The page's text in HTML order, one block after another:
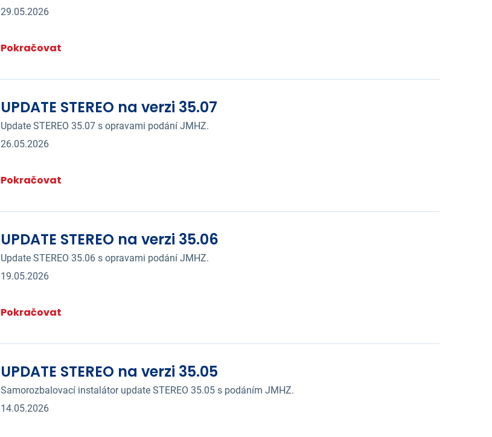
29.05.2026
Pokračovat
UPDATE STEREO na verzi 35.07
Update STEREO 35.07 s opravami podání JMHZ.
26.05.2026
Pokračovat
UPDATE STEREO na verzi 35.06
Update STEREO 35.06 s opravami podání JMHZ.
19.05.2026
Pokračovat
UPDATE STEREO na verzi 35.05
Samorozbalovací instalátor update STEREO 35.05 s podáním JMHZ.
14.05.2026